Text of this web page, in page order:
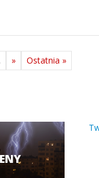
» Ostatnia »